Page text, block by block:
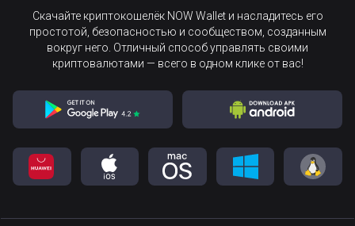
Скачайте криптокошелёк NOW Wallet и насладитесь его
простотой, безопасностью и сообществом, созданным
вокруг него. Отличный способ управлять своими
криптовалютами — всего в одном клике от вас!